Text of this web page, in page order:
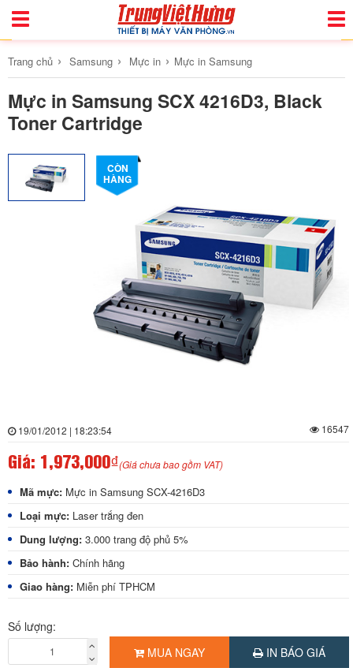
Toggle
Trang chủ › Samsung › Mực in › Mực in Samsung
Mực in Samsung SCX 4216D3, Black
Toner Cartridge
CÒN
HÀNG
19/01/2012 | 18:23:54 16547
Giá: 1,973,000₫(Giá chưa bao gồm VAT)
Mã mực: Mực in Samsung SCX-4216D3
Loại mực: Laser trắng đen
Dung lượng: 3.000 trang độ phủ 5%
Bảo hành: Chính hãng
Giao hàng: Miễn phí TPHCM
Số lượng:
MUA NGAY
IN BÁO GIÁ